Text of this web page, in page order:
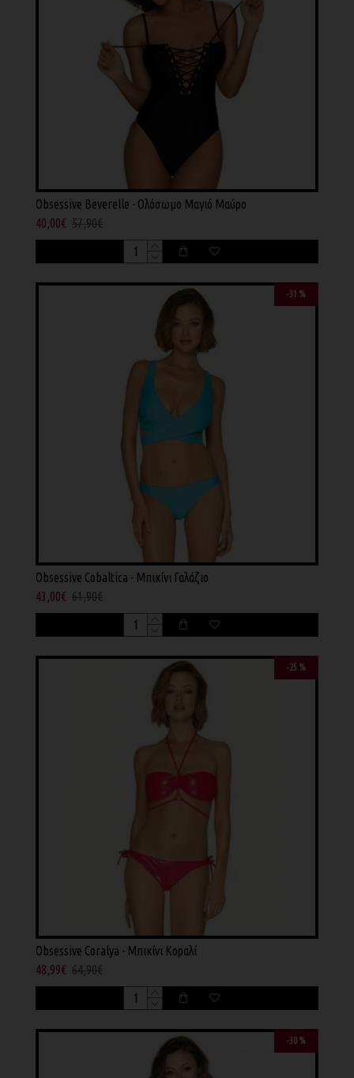
Obsessive Beverelle - Ολόσωμο Μαγιό Μαύρο
40,00€ 57,90€
-31 %
Obsessive Cobaltica - Μπικίνι Γαλάζιο
43,00€ 61,90€
-25 %
Obsessive Coralya - Μπικίνι Κοραλί
48,99€ 64,90€
-30 %